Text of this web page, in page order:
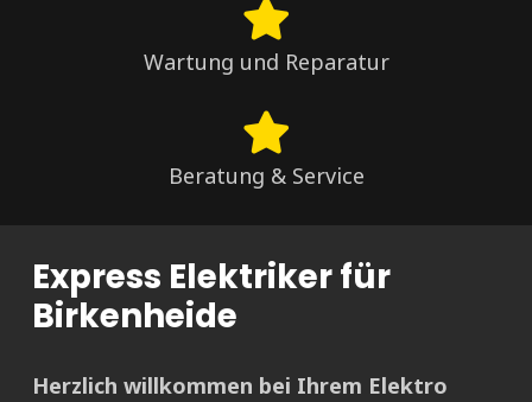
Wartung und Reparatur
Beratung & Service
Express Elektriker für
Birkenheide
Herzlich willkommen bei Ihrem Elektro